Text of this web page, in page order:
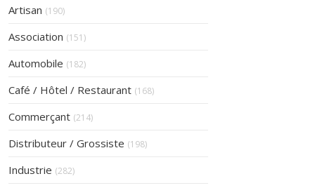
Artisan (190)Articles Count
Association (151)Articles Count
Automobile (182)Articles Count
Café / Hôtel / Restaurant (168)Articles Count
Commerçant (214)Articles Count
Distributeur / Grossiste (198)Articles Count
Industrie (282)Articles Count